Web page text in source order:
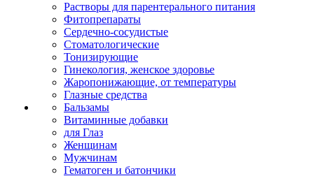
Растворы для парентерального питания
Фитопрепараты
Сердечно-сосудистые
Стоматологические
Тонизирующие
Гинекология, женское здоровье
Жаропонижающие, от температуры
Глазные средства
Бальзамы
Витаминные добавки
для Глаз
Женщинам
Мужчинам
Гематоген и батончики